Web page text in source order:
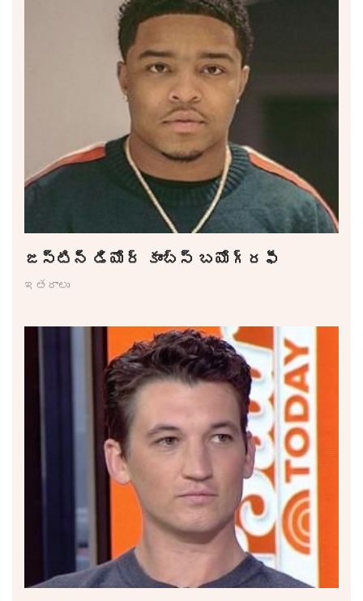
జస్టిన్ డియోర్ కాంబ్స్ బయోగ్రఫీ
ఇతరాలు